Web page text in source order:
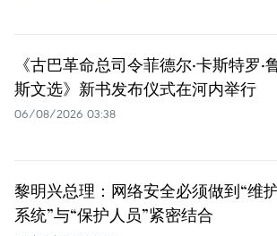
《古巴革命总司令菲德尔·卡斯特罗·
斯文选》新书发布仪式在河内举行
06/08/2026 03:38
黎明兴总理：网络安全必须做到“维
系统”与“保护人员”紧密结合